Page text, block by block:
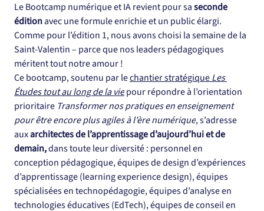
Le Bootcamp numérique et IA revient pour sa seconde
édition avec une formule enrichie et un public élargi.
Comme pour l’édition 1, nous avons choisi la semaine de la
Saint-Valentin – parce que nos leaders pédagogiques
méritent tout notre amour !
Ce bootcamp, soutenu par le chantier stratégique Les
Études tout au long de la vie pour répondre à l’orientation
prioritaire Transformer nos pratiques en enseignement
pour être encore plus agiles à l’ère numérique, s’adresse
aux architectes de l’apprentissage d’aujourd’hui et de
demain, dans toute leur diversité : personnel en
conception pédagogique, équipes de design d’expériences
d’apprentissage (learning experience design), équipes
spécialisées en technopédagogie, équipes d’analyse en
technologies éducatives (EdTech), équipes de conseil en